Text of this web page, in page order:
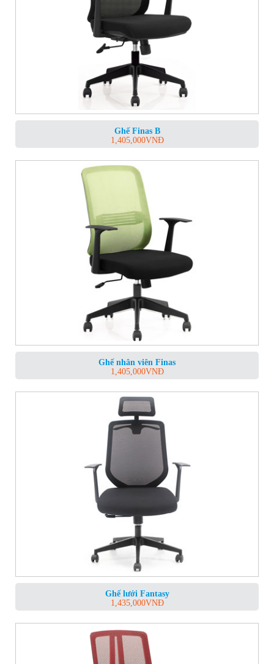
Ghế Finas B
1,405,000VNĐ
Ghế nhân viên Finas
1,405,000VNĐ
Ghế lưới Fantasy
1,435,000VNĐ